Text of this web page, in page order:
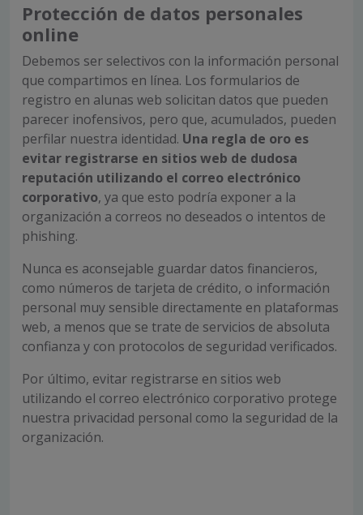
Protección de datos personales
online
Debemos ser selectivos con la información personal
que compartimos en línea. Los formularios de
registro en alunas web solicitan datos que pueden
parecer inofensivos, pero que, acumulados, pueden
perfilar nuestra identidad. Una regla de oro es
evitar registrarse en sitios web de dudosa
reputación utilizando el correo electrónico
corporativo, ya que esto podría exponer a la
organización a correos no deseados o intentos de
phishing.
Nunca es aconsejable guardar datos financieros,
como números de tarjeta de crédito, o información
personal muy sensible directamente en plataformas
web, a menos que se trate de servicios de absoluta
confianza y con protocolos de seguridad verificados.
Por último, evitar registrarse en sitios web
utilizando el correo electrónico corporativo protege
nuestra privacidad personal como la seguridad de la
organización.